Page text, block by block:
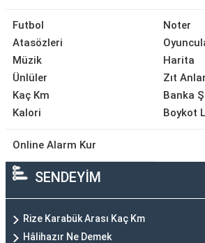
Futbol
Atasözleri
Müzik
Ünlüler
Kaç Km
Kalori
Noter
Harita
Zıt
Banka
Boykot
Online Alarm Kur
SENDEYİM
Rize Karabük Arası Kaç Km
Hâlihazır Ne Demek